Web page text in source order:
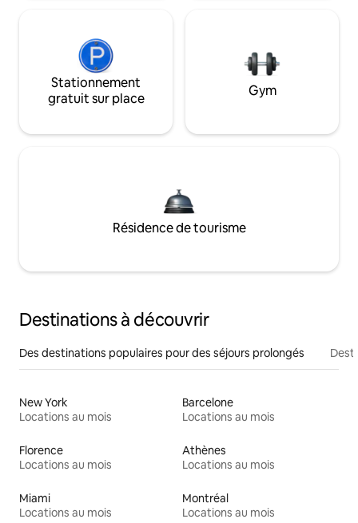
Stationnement
gratuit sur place
Gym
Résidence de tourisme
Destinations à découvrir
Des destinations populaires pour des séjours prolongés
New York
Locations au mois
Barcelone
Locations au mois
Florence
Locations au mois
Athènes
Locations au mois
Miami
Locations au mois
Montréal
Locations au mois